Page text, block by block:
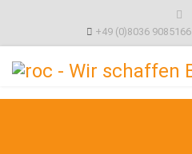
+49 (0)8036 9085166